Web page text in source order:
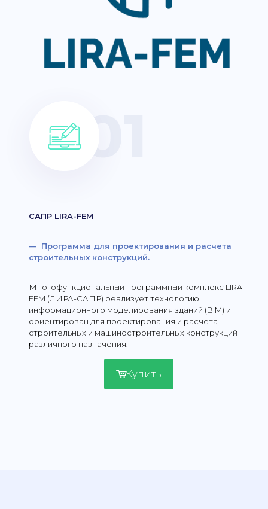
САПР LIRA-FEM
— Программа для проектирования и расчета
строительных конструкций.
Многофункциональный программный комплекс LIRA-
FEM (ЛИРА-САПР) реализует технологию
информационного моделирования зданий (BIM) и
ориентирован для проектирования и расчета
строительных и машиностроительных конструкций
различного назначения.
Купить